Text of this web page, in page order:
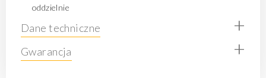
oddzielnie
Dane techniczne +
Gwarancja +